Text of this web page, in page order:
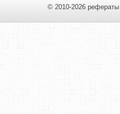
© 2010-2026 рефераты